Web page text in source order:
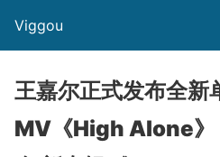
Viggou
王嘉尔正式发布全新
MV《High Alone